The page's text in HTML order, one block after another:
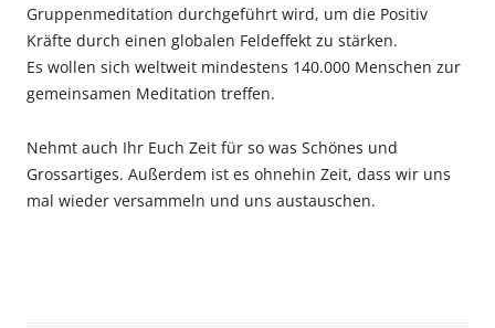
Gruppenmeditation durchgeführt wird, um die Positiv
Kräfte durch einen globalen Feldeffekt zu stärken.
Es wollen sich weltweit mindestens 140.000 Menschen zur
gemeinsamen Meditation treffen.
Nehmt auch Ihr Euch Zeit für so was Schönes und
Grossartiges. Außerdem ist es ohnehin Zeit, dass wir uns
mal wieder versammeln und uns austauschen.